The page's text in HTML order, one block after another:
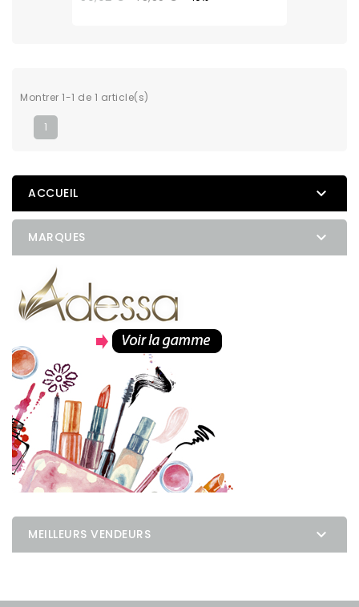
Montrer 1-1 de 1 article(s)
1
ACCUEIL 
MARQUES 
MEILLEURS VENDEURS 